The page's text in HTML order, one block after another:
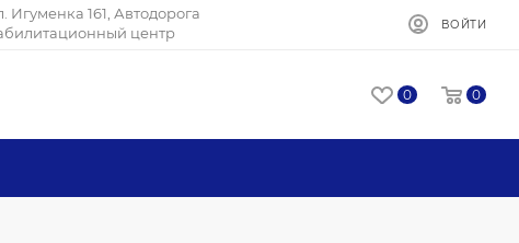
Игуменка 161, Автодорога
центр
ВОЙТИ
0 0